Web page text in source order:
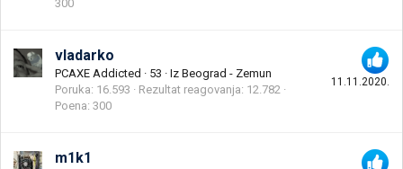
300
11.11.2020.
vladarko
PCAXE Addicted · 53 · Iz Beograd - Zemun
Poruka 16.593 Rezultat reagovanja 12.782
Poena 300
m1k1